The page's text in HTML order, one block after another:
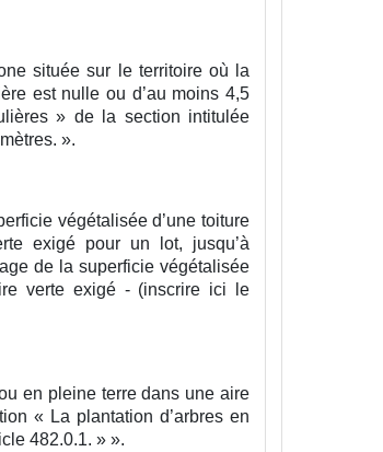
située sur le territoire où la
est nulle ou d’au moins 4,5
» de la section intitulée
».
végétalisée d’une toiture
exigé pour un lot, jusqu’à
de la superficie végétalisée
verte exigé - (inscrire ici le
en pleine terre dans une aire
« La plantation d’arbres en
482.0.1. » ».